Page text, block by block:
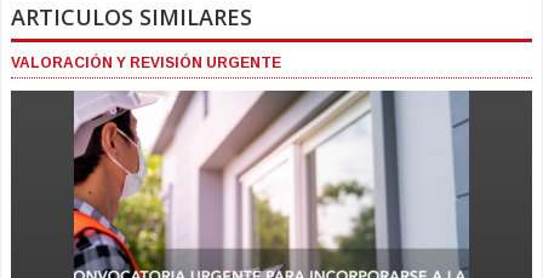
ARTICULOS SIMILARES
VALORACIÓN Y REVISIÓN URGENTE